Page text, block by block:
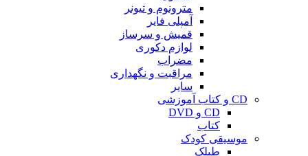
مترونوم و تیونر
آمپلی فایر
قمیش و سرساز
لوازم دکوری
مضراب
مراقبت و نگهداری
سایر
CD و کتاب آموزشی
CD و DVD
کتاب
موسیقی کودک
طبلک